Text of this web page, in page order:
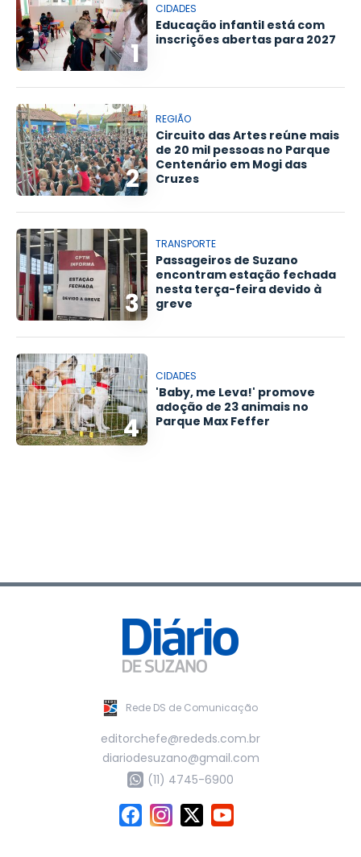
1
CIDADES
Educação infantil está com
inscrições abertas para 2027
2
REGIÃO
Circuito das Artes reúne mais
de 20 mil pessoas no Parque
Centenário em Mogi das
Cruzes
3
TRANSPORTE
Passageiros de Suzano
encontram estação fechada
nesta terça-feira devido à
greve
4
CIDADES
'Baby, me Leva!' promove
adoção de 23 animais no
Parque Max Feffer
Rede DS de Comunicação
editorchefe@rededs.com.br
diariodesuzano@gmail.com
(11) 4745-6900